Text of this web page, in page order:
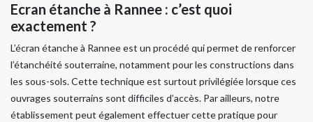
Ecran étanche à Rannee : c’est quoi
exactement ?
L’écran étanche à Rannee est un procédé qui permet de renforcer
l’étanchéité souterraine, notamment pour les constructions dans
les sous-sols. Cette technique est surtout privilégiée lorsque ces
ouvrages souterrains sont difficiles d’accès. Par ailleurs, notre
établissement peut également effectuer cette pratique pour